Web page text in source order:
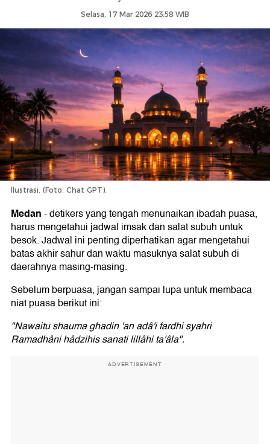
Selasa, 17 Mar 2026 23:58 WIB
Ilustrasi. (Foto: Chat GPT).
Medan-detikers yang tengah menunaikan ibadah puasa,
harus mengetahui jadwal imsak dan salat subuh untuk
besok. Jadwal ini penting diperhatikan agar mengetahui
batas akhir sahur dan waktu masuknya salat subuh di
daerahnya masing-masing.
Sebelum berpuasa, jangan sampai lupa untuk membaca
niat puasa berikut ini:
"Nawaitu shauma ghadin 'an adâ'i fardhi syahri
Ramadhâni hâdzihis sanati lillâhi ta'âla".
ADVERTISEMENT